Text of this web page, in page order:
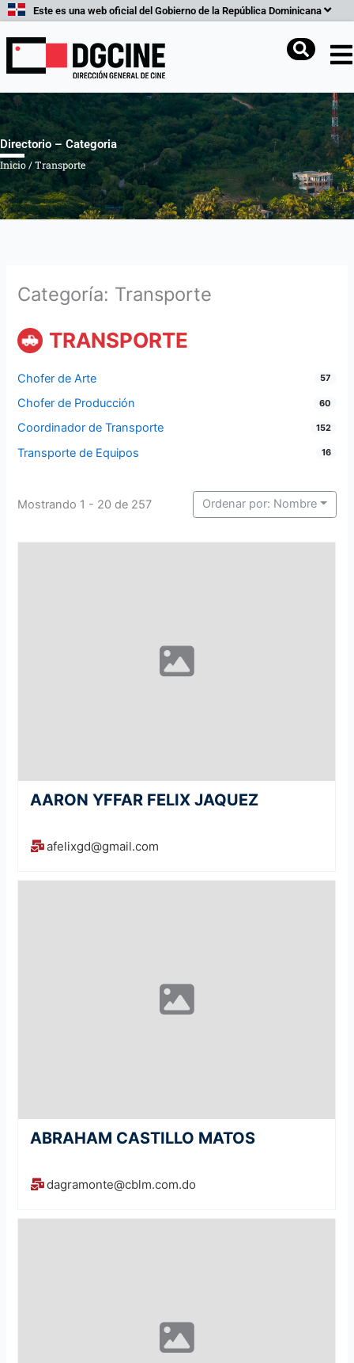
contenido
Este es una web oficial del Gobierno de la República Dominicana
Buscar
Directorio – Categoria
Inicio/Transporte
Categoría: Transporte
TRANSPORTE
Chofer de Arte 57
Chofer de Producción 60
Coordinador de Transporte 152
Transporte de Equipos 16
Mostrando 1 - 20 de 257 Ordenar por: Nombre
AARON YFFAR FELIX JAQUEZ
afelixgd@gmail.com
ABRAHAM CASTILLO MATOS
dagramonte@cblm.com.do